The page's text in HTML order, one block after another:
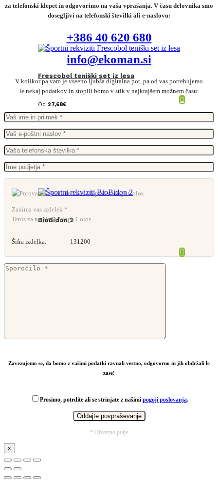
Frescobol teniški set iz lesa
Od 27,68€
BioBidon 2
za telefonski klepet in odgovorimo na vaša vprašanja. V času delovnika smo
dosegljivi na telefonski številki ali e-naslovu:
+386 40 620 680
info@ekoman.si
V kolikor pa vam je vseeno ljubša digitalna pot, pa od vas potrebujemo
le nekaj podatkov in stopili bomo v stik v najkrajšem možnem času:
Zanima vas izdelek *
Tenis za na plažo Vinga Colos
Šifra izdelka: 131200
Zavezujemo se, da bomo z vašimi podatki ravnali vestno, odgovorno in jih obdržali le
zase!
Prosimo, potrdite ali se strinjate z našimi pogoji poslovanja.
* Obvezno polje
x